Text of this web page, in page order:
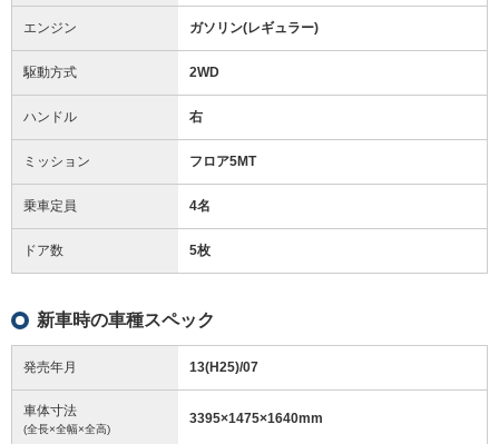
エンジン ガソリン(レギュラー)
駆動方式 2WD
ハンドル 右
ミッション フロア5MT
乗車定員 4名
ドア数 5枚
新車時の車種スペック
発売年月 13(H25)/07
車体寸法
(全長×全幅×全高)
3395×1475×1640mm